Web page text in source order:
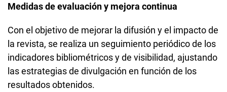
Medidas de evaluación y mejora continua
Con el objetivo de mejorar la difusión y el impacto de
la revista, se realiza un seguimiento periódico de los
indicadores bibliométricos y de visibilidad, ajustando
las estrategias de divulgación en función de los
resultados obtenidos.